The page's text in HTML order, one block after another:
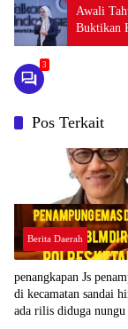
Awali
Buktikan
Eksekusi
3
Pos Terkait
Berita Daerah
penangkapan Js
di kecamatan sandai
ada rilis diduga nungu